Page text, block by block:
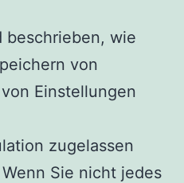
beschrieben, wie
von
Einstellungen
zugelassen
Sie nicht jedes